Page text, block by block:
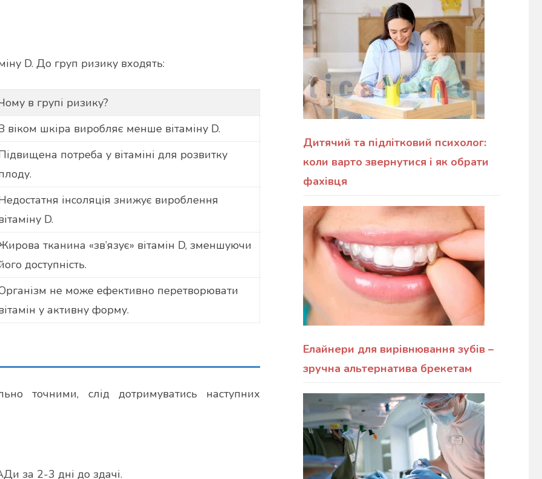
D. До груп ризику входять:
в групі ризику?
віком шкіра виробляє менше вітаміну D.
потреба у вітаміні для розвитку
інсоляція знижує вироблення
D.
тканина «зв’язує» вітамін D, зменшуючи
доступність.
не може ефективно перетворювати
у активну форму.
точними, слід дотримуватись наступних
за 2-3 дні до здачі.
Дитячий та підлітковий психолог:
коли варто звернутися і як обрати
фахівця
Елайнери для вирівнювання зубів –
зручна альтернатива брекетам